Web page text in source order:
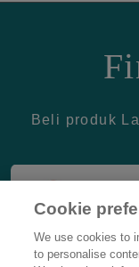
Beli produk
Cookie
We use cookies to
to personalise